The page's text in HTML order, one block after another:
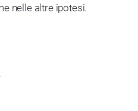
nelle altre ipotesi.